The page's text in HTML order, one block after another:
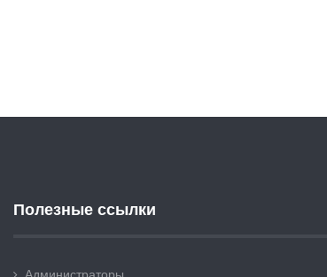
Полезные ссылки
Администраторы